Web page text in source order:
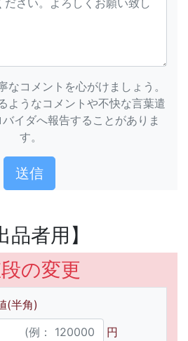
なコメントを心がけましょう。
ようなコメントや不快な言葉遣
イダへ報告することがありま
す。
品者用】
の変更
(半角)
円